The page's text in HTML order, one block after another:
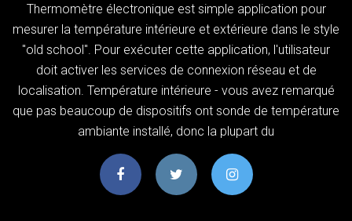
Thermomètre électronique est simple application pour
mesurer la température intérieure et extérieure dans le style
"old school". Pour exécuter cette application, l'utilisateur
doit activer les services de connexion réseau et de
localisation. Température intérieure - vous avez remarqué
que pas beaucoup de dispositifs ont sonde de température
ambiante installé, donc la plupart du